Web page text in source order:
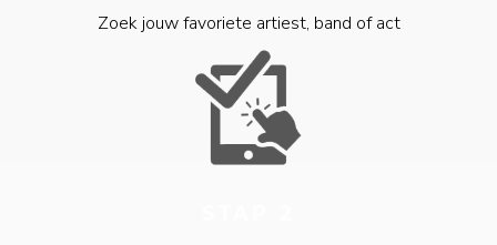
Zoek jouw favoriete artiest, band of act